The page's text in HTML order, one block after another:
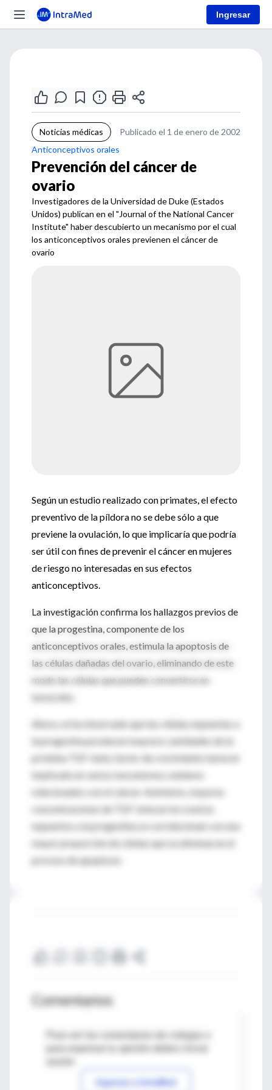
Ingresar
Noticias médicas
Publicado el 1 de enero de 2002
Anticonceptivos orales
Prevención del cáncer de
ovario
Investigadores de la Universidad de Duke (Estados
Unidos) publican en el "Journal of the National Cancer
Institute" haber descubierto un mecanismo por el cual
los anticonceptivos orales previenen el cáncer de
ovario
Según un estudio realizado con primates, el efecto
preventivo de la píldora no se debe sólo a que
previene la ovulación, lo que implicaría que podría
ser útil con fines de prevenir el cáncer en mujeres
de riesgo no interesadas en sus efectos
anticonceptivos.
La investigación confirma los hallazgos previos de
que la progestina, componente de los
anticonceptivos orales, estimula la apoptosis de
las células dañadas del ovario, eliminando de este
modo las células que pueden convertirse en
tumorales.
Ahora, se ha observado que las células expuestas a
la progestina producen mayores cantidades de la
proteína TGF-beta, factor de crecimiento tumoral
implicado en varios mecanismos celulares
relacionados con el cáncer. Asimismo, mayores
concentraciones de TGF-beta en los ovarios
expuestos a la progestina se correlacionan con una
mayor proporción de células que se eliminan en el
proceso de apoptosis.
Comentarios
Para ver los comentarios de colegas o
Ingresar a IntraMed